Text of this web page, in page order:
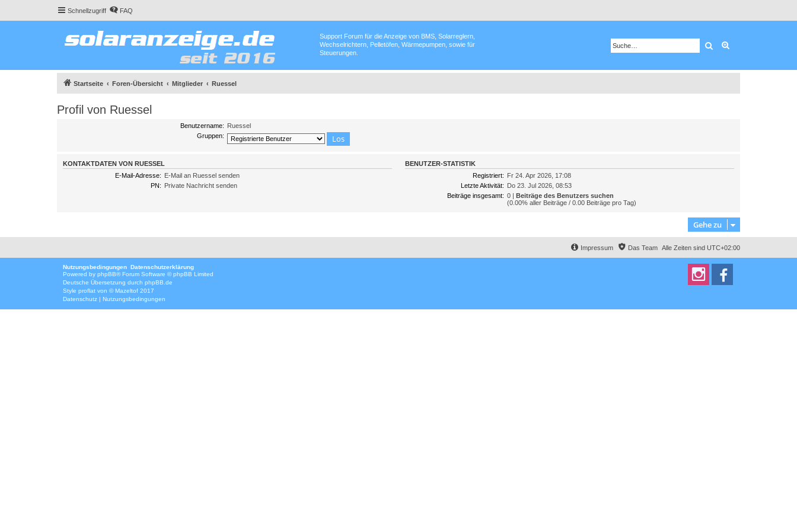
Schnellzugriff FAQ
Support Forum für die Anzeige von BMS, Solarreglern,
Wechselrichtern, Pelletöfen, Wärmepumpen, sowie für
Steuerungen.
Suche
Startseite Foren-Übersicht Mitglieder Ruessel
Profil von Ruessel
Benutzername: Ruessel
Gruppen:
KONTAKTDATEN VON RUESSEL
E-Mail-Adresse: E-Mail an Ruessel senden
PN: Private Nachricht senden
BENUTZER-STATISTIK
Registriert: Fr 24. Apr 2026, 17:08
Letzte Aktivität: Do 23. Jul 2026, 08:53
Beiträge insgesamt: 0 | Beiträge des Benutzers suchen
(0.00% aller Beiträge / 0.00 Beiträge pro Tag)
Gehe zu
Alle Zeiten sind UTC+02:00
Das Team
Impressum
Nutzungsbedingungen Datenschutzerklärung
Powered by phpBB® Forum Software © phpBB Limited
Deutsche Übersetzung durch phpBB.de
Style proflat von ©Mazeltof 2017
Datenschutz | Nutzungsbedingungen